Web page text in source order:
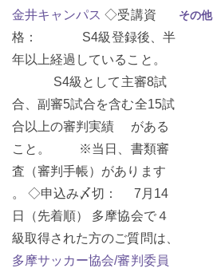
金井キャンパス ◇受講資
格： S4級登録後、半
年以上経過していること。
S4級として主審8試
合、副審5試合を含む全15試
合以上の審判実績 がある
こと。 ※当日、書類審
査（審判手帳）があります
。 ◇申込み〆切： 7月14
日（先着順） 多摩協会で４
級取得された方のご質問は、
多摩サッカー協会/審判委員
その他